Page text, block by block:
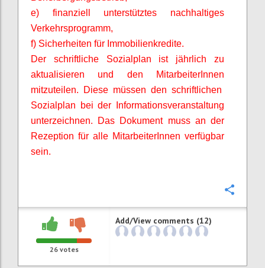
e) finanziell unterstütztes nachhaltiges
Verkehrsprogramm,
f) Sicherheiten für Immobilienkredite.
Der schriftliche Sozialplan ist jährlich zu
aktualisieren und den
MitarbeiterInnen
mitzuteilen. Diese müssen den schriftlichen
Sozialplan bei der Informationsveranstaltung
unterzeichnen. Das Dokument muss an der
Rezeption für alle MitarbeiterInnen verfügbar
sein.
26votes
Add/View comments (12)